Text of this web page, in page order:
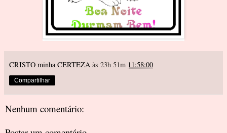
CRISTO minha CERTEZA às 23h 51m 11:58:00
Compartilhar
Nenhum comentário: